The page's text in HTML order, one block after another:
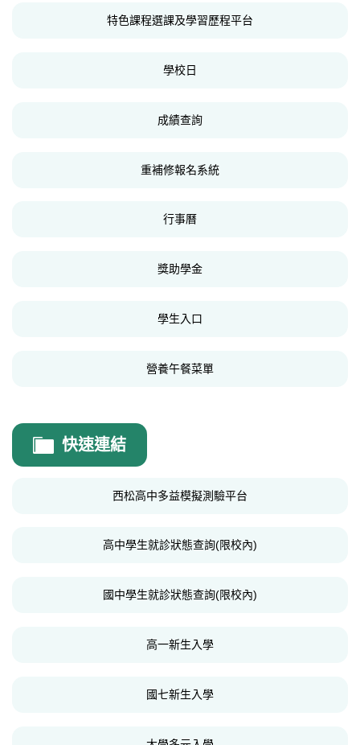
特色課程選課及學習歷程平台
學校日
成績查詢
重補修報名系統
行事曆
獎助學金
學生入口
營養午餐菜單
快速連結
西松高中多益模擬測驗平台
高中學生就診狀態查詢(限校內)
國中學生就診狀態查詢(限校內)
高一新生入學
國七新生入學